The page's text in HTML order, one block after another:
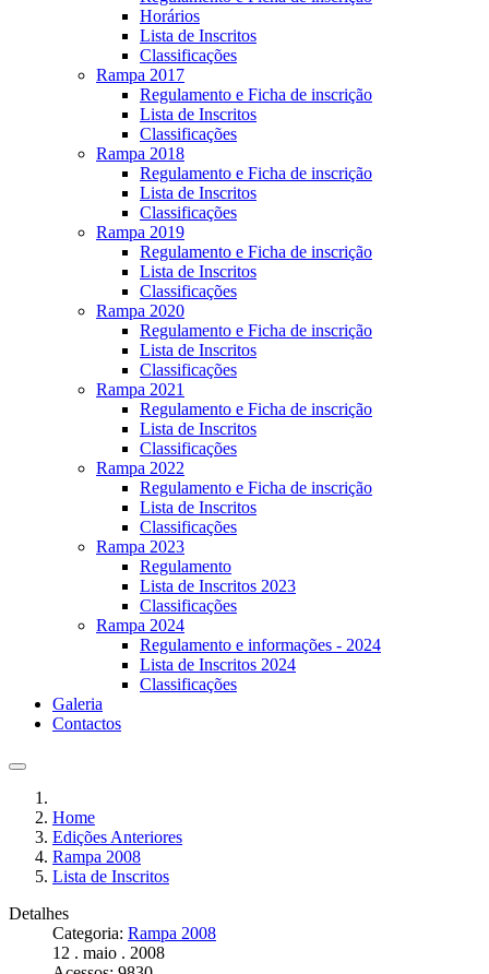
Horários
Lista de Inscritos
Classificações
Rampa 2017
Regulamento e Ficha de inscrição
Lista de Inscritos
Classificações
Rampa 2018
Regulamento e Ficha de inscrição
Lista de Inscritos
Classificações
Rampa 2019
Regulamento e Ficha de inscrição
Lista de Inscritos
Classificações
Rampa 2020
Regulamento e Ficha de inscrição
Lista de Inscritos
Classificações
Rampa 2021
Regulamento e Ficha de inscrição
Lista de Inscritos
Classificações
Rampa 2022
Regulamento e Ficha de inscrição
Lista de Inscritos
Classificações
Rampa 2023
Regulamento
Lista de Inscritos 2023
Classificações
Rampa 2024
Regulamento e informações - 2024
Lista de Inscritos 2024
Classificações
Galeria
Contactos
Home
Edições Anteriores
Rampa 2008
Lista de Inscritos
Detalhes
Categoria: Rampa 2008
12 . maio . 2008